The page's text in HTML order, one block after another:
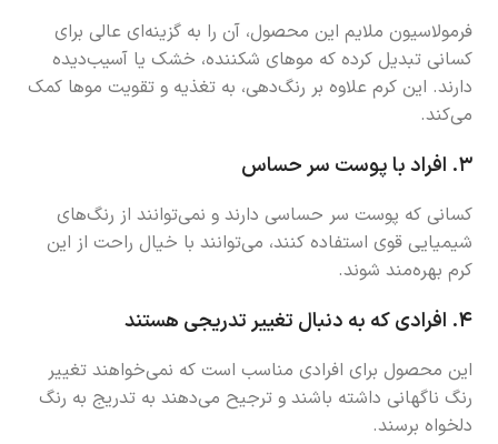
فرمولاسیون ملایم این محصول، آن را به گزینه‌ای عالی برای
کسانی تبدیل کرده که موهای شکننده، خشک یا آسیب‌دیده
دارند. این کرم علاوه بر رنگ‌دهی، به تغذیه و تقویت موها کمک
می‌کند.
۳. افراد با پوست سر حساس
کسانی که پوست سر حساسی دارند و نمی‌توانند از رنگ‌های
شیمیایی قوی استفاده کنند، می‌توانند با خیال راحت از این
کرم بهره‌مند شوند.
۴. افرادی که به دنبال تغییر تدریجی هستند
این محصول برای افرادی مناسب است که نمی‌خواهند تغییر
رنگ ناگهانی داشته باشند و ترجیح می‌دهند به تدریج به رنگ
دلخواه برسند.